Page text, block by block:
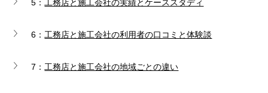
5： 工務店と施工会社の実績とケーススタディ
6： 工務店と施工会社の利用者の口コミと体験談
7： 工務店と施工会社の地域ごとの違い